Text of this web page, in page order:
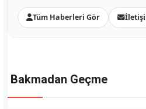
Tüm Haberleri Gör
Bakmadan Geçme